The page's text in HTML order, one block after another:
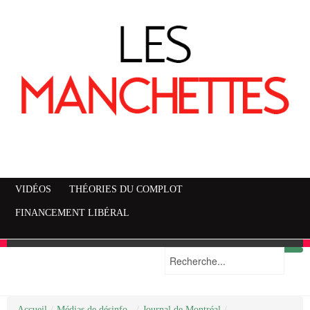
VIDÉOS THÉORIES DU COMPLOT
FINANCEMENT LIBÉRAL